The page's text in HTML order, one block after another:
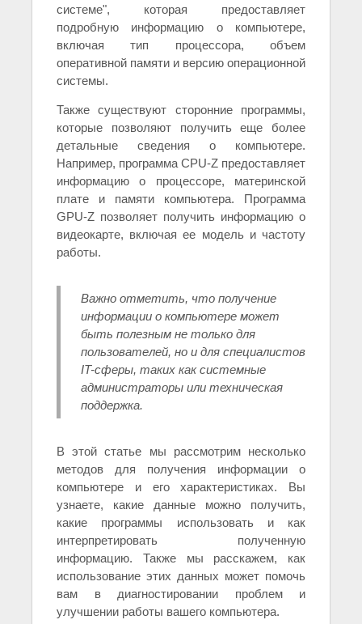
системе", которая предоставляет
подробную информацию о компьютере,
включая тип процессора, объем
оперативной памяти и версию операционной
системы.
Также существуют сторонние программы,
которые позволяют получить еще более
детальные сведения о компьютере.
Например, программа CPU-Z предоставляет
информацию о процессоре, материнской
плате и памяти компьютера. Программа
GPU-Z позволяет получить информацию о
видеокарте, включая ее модель и частоту
работы.
Важно отметить, что получение
информации о компьютере может
быть полезным не только для
пользователей, но и для специалистов
IT-сферы, таких как системные
администраторы или техническая
поддержка.
В этой статье мы рассмотрим несколько
методов для получения информации о
компьютере и его характеристиках. Вы
узнаете, какие данные можно получить,
какие программы использовать и как
интерпретировать полученную
информацию. Также мы расскажем, как
использование этих данных может помочь
вам в диагностировании проблем и
улучшении работы вашего компьютера.